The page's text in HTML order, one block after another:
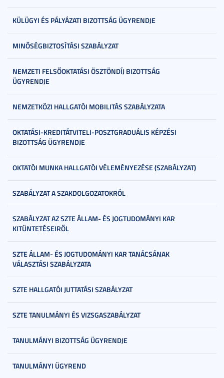
KÜLÜGYI ÉS PÁLYÁZATI BIZOTTSÁG ÜGYRENDJE
MINŐSÉGBIZTOSÍTÁSI SZABÁLYZAT
NEMZETI FELSŐOKTATÁSI ÖSZTÖNDÍJ BIZOTTSÁG
ÜGYRENDJE
NEMZETKÖZI HALLGATÓI MOBILITÁS SZABÁLYZATA
OKTATÁSI-KREDITÁTVITELI-POSZTGRADUÁLIS KÉPZÉSI
BIZOTTSÁG ÜGYRENDJE
OKTATÓI MUNKA HALLGATÓI VÉLEMÉNYEZÉSE (SZABÁLYZAT)
SZABÁLYZAT A SZAKDOLGOZATOKRÓL
SZABÁLYZAT AZ SZTE ÁLLAM- ÉS JOGTUDOMÁNYI KAR
KITÜNTETÉSEIRŐL
SZTE ÁLLAM- ÉS JOGTUDOMÁNYI KAR TANÁCSÁNAK
VÁLASZTÁSI SZABÁLYZATA
SZTE HALLGATÓI JUTTATÁSI SZABÁLYZAT
SZTE TANULMÁNYI ÉS VIZSGASZABÁLYZAT
TANULMÁNYI BIZOTTSÁG ÜGYRENDJE
TANULMÁNYI ÜGYREND